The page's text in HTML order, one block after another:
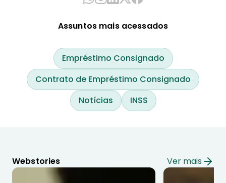
Assuntos mais acessados
Empréstimo Consignado
Contrato de Empréstimo Consignado
Notícias
INSS
Webstories Ver mais